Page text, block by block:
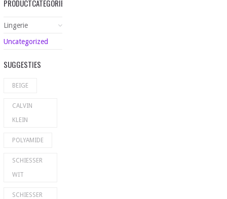
PRODUCTCATEGORIEËN
Lingerie
Uncategorized
SUGGESTIES
BEIGE
CALVIN
KLEIN
POLYAMIDE
SCHIESSER
WIT
SCHIESSER